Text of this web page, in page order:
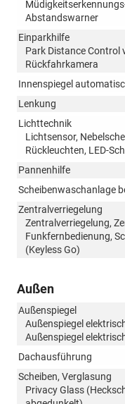
Abstandswarner
Einparkhilfe
Park Distance Control
Rückfahrkamera
Innenspiegel
Lenkung
Lichttechnik
Lichtsensor,
Rückleuchten, LED-
Pannenhilfe
Scheibenwaschanlage
Zentralverriegelung
Zentralverriegelung,
Funkfernbedienung,
(Keyless Go)
Außen
Außenspiegel
Außenspiegel
Außenspiegel
Dachausführung
Scheiben, Verglasung
Privacy Glass